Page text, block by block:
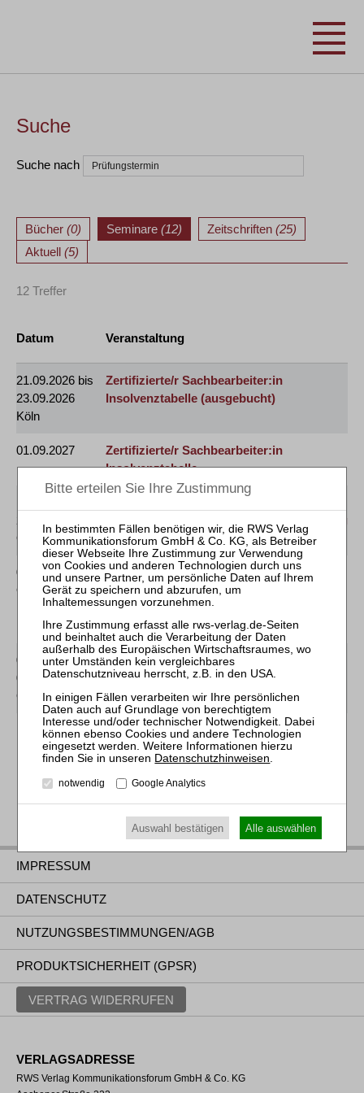
Suche
Suche nach
Bücher (0) Seminare (12) Zeitschriften (25)
Aktuell (5)
12 Treffer
Datum Veranstaltung
21.09.2026 bis
23.09.2026
Köln
Zertifizierte/r Sachbearbeiter:in
Insolvenztabelle (ausgebucht)
01.09.2027
Zertifizierte/r Sachbearbeiter:in
Insolvenztabelle
Online
[GOI]
01.12.2026
Online
Praktiker-Webinar Masseunzulänglichkeit
– Grundlagen, Risiken,
Haftungsvermeidung
[§ 15 FAO]
07.10.2026 und
08.10.2026
Online
Mitarbeiter-Webinar Einführung in die
Bearbeitung der Insolvenztabelle
[GOI]
alle Ergebnisse anzeigen
IMPRESSUM
DATENSCHUTZ
NUTZUNGSBESTIMMUNGEN/AGB
PRODUKTSICHERHEIT (GPSR)
VERTRAG WIDERRUFEN
VERLAGSADRESSE
RWS Verlag Kommunikationsforum GmbH & Co. KG
Datenschutzhinweisen
notwendig Google Analytics
Auswahl bestätigen Alle auswählen